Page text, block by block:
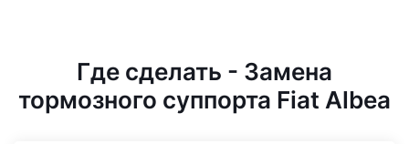
Где сделать - Замена
тормозного суппорта Fiat Albea